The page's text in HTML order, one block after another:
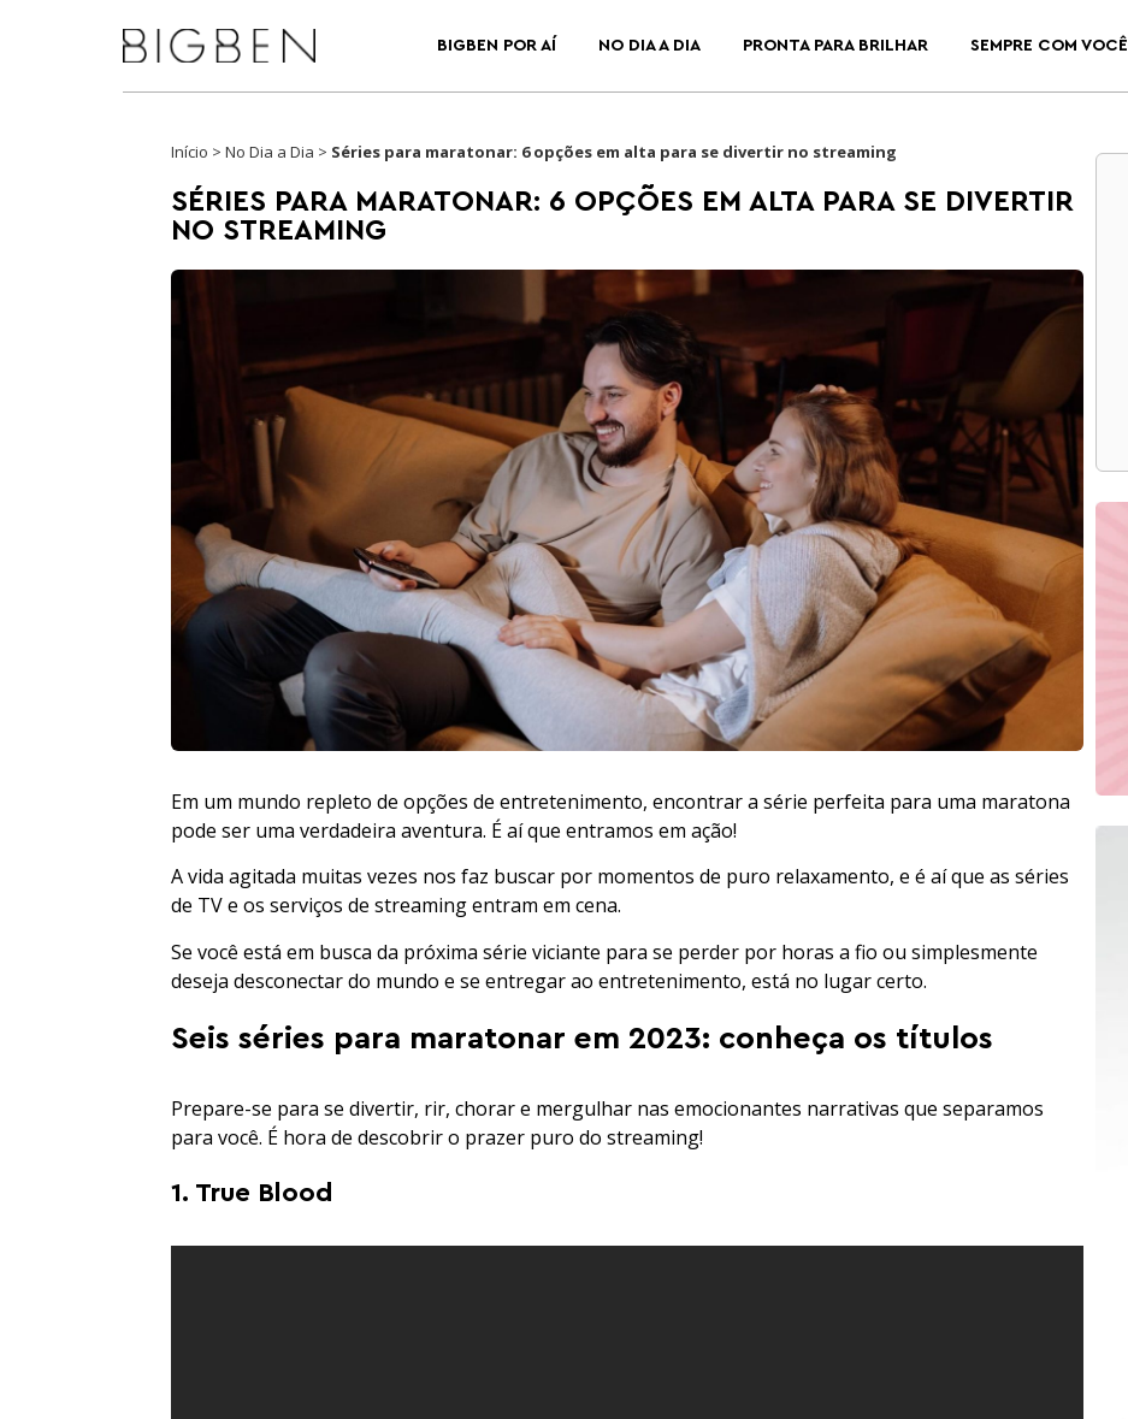
BIGBEN POR AÍ NO DIA A DIA PRONTA PARA BRILHAR SEMPRE COM VOCÊ
Início > No Dia a Dia > Séries para maratonar: 6 opções em alta para se divertir no streaming
SÉRIES PARA MARATONAR: 6 OPÇÕES EM ALTA PARA SE DIVERTIR
NO STREAMING
Em um mundo repleto de opções de entretenimento, encontrar a série perfeita para uma maratona
pode ser uma verdadeira aventura. É aí que entramos em ação!
A vida agitada muitas vezes nos faz buscar por momentos de puro relaxamento, e é aí que as séries
de TV e os serviços de streaming entram em cena.
Se você está em busca da próxima série viciante para se perder por horas a fio ou simplesmente
deseja desconectar do mundo e se entregar ao entretenimento, está no lugar certo.
Seis séries para maratonar em 2023: conheça os títulos
Prepare-se para se divertir, rir, chorar e mergulhar nas emocionantes narrativas que separamos
para você. É hora de descobrir o prazer puro do streaming!
1. True Blood